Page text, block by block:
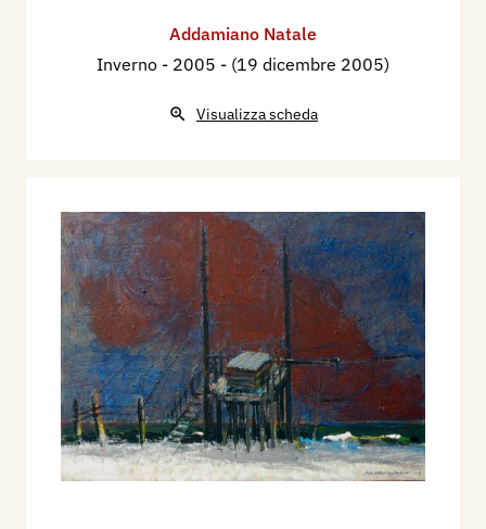
Addamiano Natale
Inverno - 2005 - (19 dicembre 2005)
Visualizza scheda